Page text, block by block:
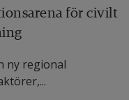
för civilt
ny regional